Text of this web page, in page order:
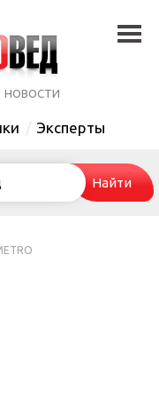
НОВОСТИ
Эксперты